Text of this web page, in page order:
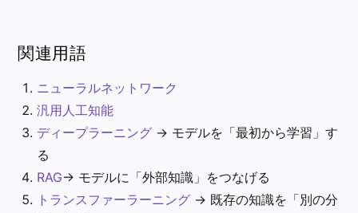
関連用語
ニューラルネットワーク
汎用人工知能
ディープラーニング → モデルを「最初から学習」す
る
RAG→ モデルに「外部知識」をつなげる
トランスファーラーニング → 既存の知識を「別の分